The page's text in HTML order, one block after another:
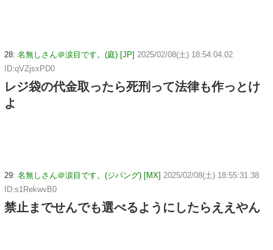
28: 名無しさん＠涙目です。(庭) [JP] 2025/02/08(土) 18:54:04.02
ID:qVZjsxPD0
レジ袋の代金取ったら死刑って法律も作っとけ
よ
29: 名無しさん＠涙目です。(ジパング) [MX] 2025/02/08(土) 18:55:31.38
ID:s1RekwvB0
禁止までせんでも選べるようにしたらええやん